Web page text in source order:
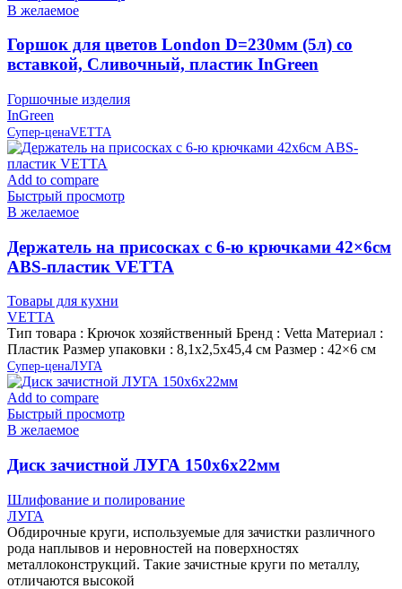
В желаемое
Горшок для цветов London D=230мм (5л) со
вставкой, Сливочный, пластик InGreen
Горшочные изделия
InGreen
Супер-ценаVETTA
Add to compare
Быстрый просмотр
В желаемое
Держатель на присосках с 6-ю крючками 42×6см
ABS-пластик VETTA
Товары для кухни
VETTA
Тип товара : Крючок хозяйственный Бренд : Vetta Материал :
Пластик Размер упаковки : 8,1х2,5х45,4 см Размер : 42×6 см
Супер-ценаЛУГА
Add to compare
Быстрый просмотр
В желаемое
Диск зачистной ЛУГА 150х6х22мм
Шлифование и полирование
ЛУГА
Обдирочные круги, используемые для зачистки различного
рода наплывов и неровностей на поверхностях
металлоконструкций. Такие зачистные круги по металлу,
отличаются высокой